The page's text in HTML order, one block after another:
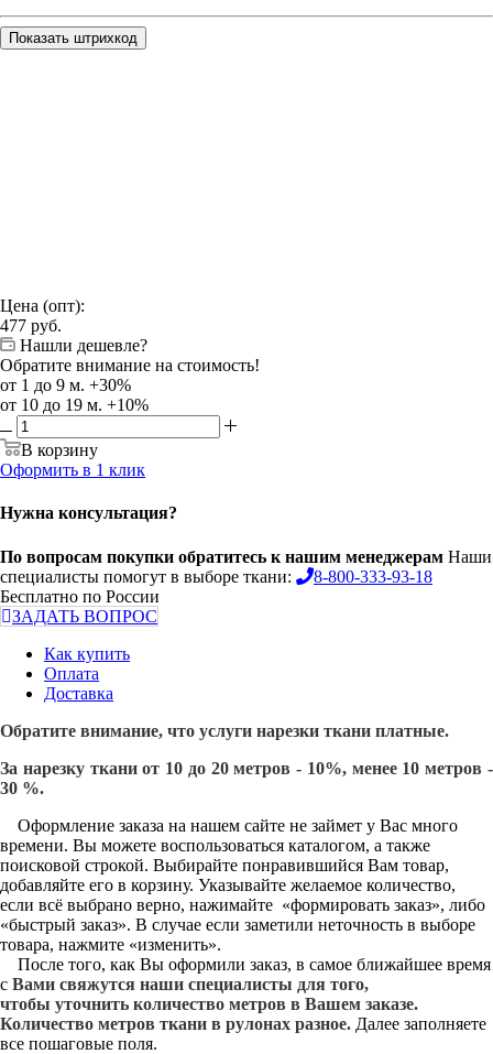
Показать штрихкод
Цена (опт):
477 руб.
Нашли дешевле?
Обратите внимание на стоимость!
от 1 до 9 м. +30%
от 10 до 19 м. +10%
В корзину
Оформить в 1 клик
Нужна консультация?
По вопросам покупки обратитесь к нашим менеджерам Наши
специалисты помогут в выборе ткани:
8-800-333-93-18
Бесплатно по России
ЗАДАТЬ ВОПРОС
Как купить
Оплата
Доставка
Обратите внимание, что услуги нарезки ткани платные.
За нарезку ткани от 10 до 20 метров - 10%, менее 10 метров -
30 %.
Оформление заказа на нашем сайте не займет у Вас много
времени. Вы можете воспользоваться каталогом, а также
поисковой строкой. Выбирайте понравившийся Вам товар,
добавляйте его в корзину. Указывайте желаемое количество,
если всё выбрано верно, нажимайте «формировать заказ», либо
«быстрый заказ». В случае если заметили неточность в выборе
товара, нажмите «изменить».
После того, как Вы оформили заказ, в самое ближайшее время
с Вами свяжутся наши специалисты для того,
чтобы уточнить количество метров в Вашем заказе.
Количество метров ткани в рулонах разное. Далее заполняете
все пошаговые поля.